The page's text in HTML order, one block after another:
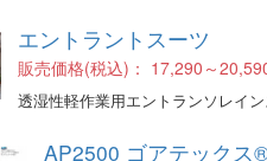
エントラントスーツ
販売価格(税込)： 17,290～
透湿性軽作業用エントランソレイ
AP2500 ゴアテックス